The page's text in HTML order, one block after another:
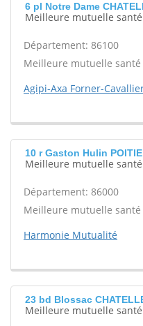
6 pl Notre Dame
Meilleure mutuelle
Département: 86100
Meilleure mutuelle
Agipi-Axa Forner-
10 r Gaston Hulin
Meilleure mutuelle
Département: 86000
Meilleure mutuelle
Harmonie Mutualité
23 bd Blossac
Meilleure mutuelle